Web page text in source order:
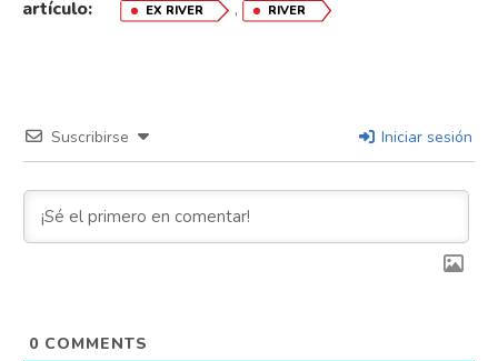
artículo: EX RIVER , RIVER
Suscribirse Iniciar sesión
0 COMMENTS